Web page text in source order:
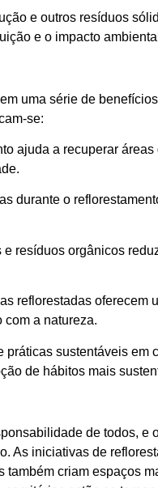
e outros resíduos
e o impacto
uma série de
se:
ajuda a recuperar
durante o
resíduos orgânicos
reflorestadas oferecem
com a natureza.
sustentáveis
de hábitos mais
de todos, e
As iniciativas de
criam espaços